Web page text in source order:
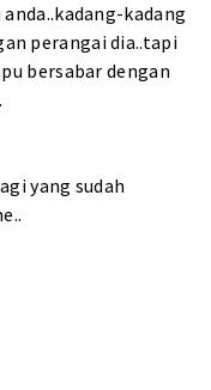
kadang
perangai dia..tapi
bersabar dengan
yang sudah